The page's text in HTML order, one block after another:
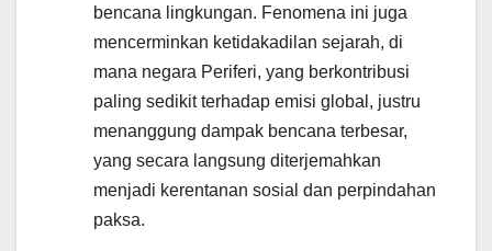
bencana lingkungan. Fenomena ini juga
mencerminkan ketidakadilan sejarah, di
mana negara Periferi, yang berkontribusi
paling sedikit terhadap emisi global, justru
menanggung dampak bencana terbesar,
yang secara langsung diterjemahkan
menjadi kerentanan sosial dan perpindahan
paksa.